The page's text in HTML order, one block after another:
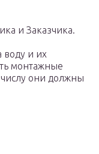
и Заказчика.
воду и их
монтажные
они должны